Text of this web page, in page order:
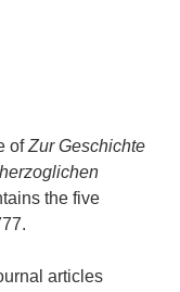
ofZurGeschichte
the five
articles